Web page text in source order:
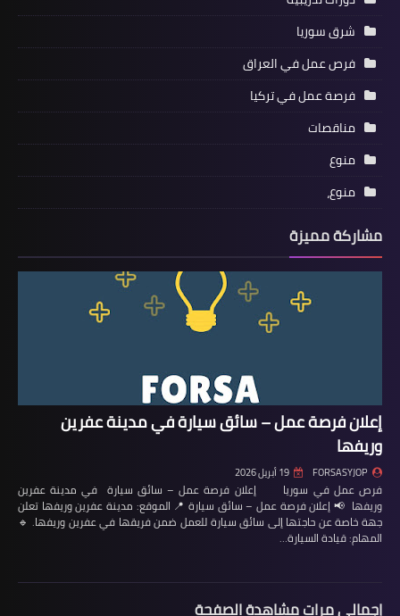
شرق سوريا
فرص عمل في العراق
فرصة عمل في تركيا
مناقصات
منوع
منوع،
مشاركة مميزة
إعلان فرصة عمل – سائق سيارة في مدينة عفرين
وريفها
FORSASYJOP 19 أبريل 2026
فرص عمل في سوريا إعلان فرصة عمل – سائق سيارة في مدينة عفرين
وريفها 📢 إعلان فرصة عمل – سائق سيارة 📍 الموقع: مدينة عفرين وريفها تعلن
جهة خاصة عن حاجتها إلى سائق سيارة للعمل ضمن فريقها في عفرين وريفها. 🔹
المهام: قيادة السيارة…
إجمالي مرات مشاهدة الصفحة